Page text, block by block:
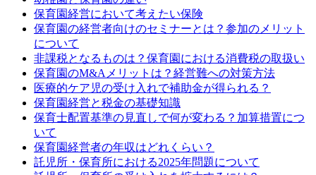
保育園経営において考えたい保険
保育園の経営者向けのセミナーとは？参加のメリット
について
非課税となるものは？保育園における消費税の取扱い
保育園のM&Aメリットは？経営難への対策方法
医療的ケア児の受け入れで補助金が得られる？
保育園経営と税金の基礎知識
保育士配置基準の見直しで何が変わる？加算措置につ
いて
保育園経営者の年収はどれくらい？
託児所・保育所における2025年問題について